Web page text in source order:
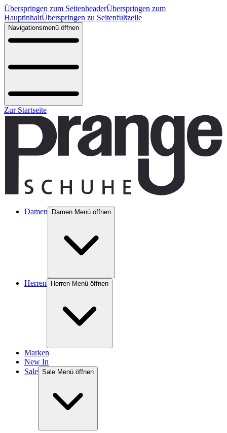
Überspringen zum SeitenheaderÜberspringen zum
HauptinhaltÜberspringen zu Seitenfußzeile
Navigationsmenü öffnen
Zur Startseite
Damen Damen Menü öffnen
Herren Herren Menü öffnen
Marken
New In
Sale Sale Menü öffnen